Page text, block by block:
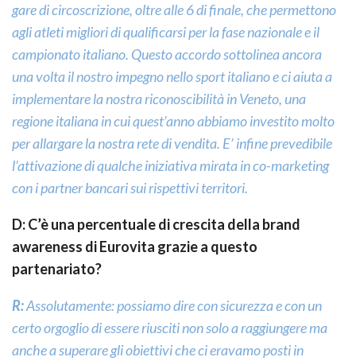
gare di circoscrizione, oltre alle 6 di finale, che permettono
agli atleti migliori di qualificarsi per la fase nazionale e il
campionato italiano. Questo accordo sottolinea ancora
una volta il nostro impegno nello sport italiano e ci aiuta a
implementare la nostra riconoscibilità in Veneto, una
regione italiana in cui quest’anno abbiamo investito molto
per allargare la nostra rete di vendita. E’ infine prevedibile
l’attivazione di qualche iniziativa mirata in co-marketing
con i partner bancari sui rispettivi territori.
D: C’è una percentuale di crescita della brand
awareness di Eurovita grazie a questo
partenariato?
R:Assolutamente: possiamo dire con sicurezza e con un
certo orgoglio di essere riusciti non solo a raggiungere ma
anche a superare gli obiettivi che ci eravamo posti in